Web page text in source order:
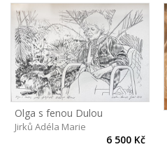
Olga s fenou Dulou
Jirků Adéla Marie
6 500 Kč